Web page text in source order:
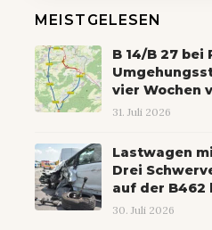
MEISTGELESEN
B 14/B 27 bei
vier Wochen
31. Juli 2026
Lastwagen
Drei
auf der B462
30. Juli 2026